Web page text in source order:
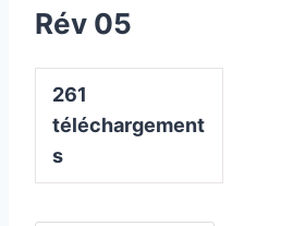
Rév 05
261
téléchargement
s